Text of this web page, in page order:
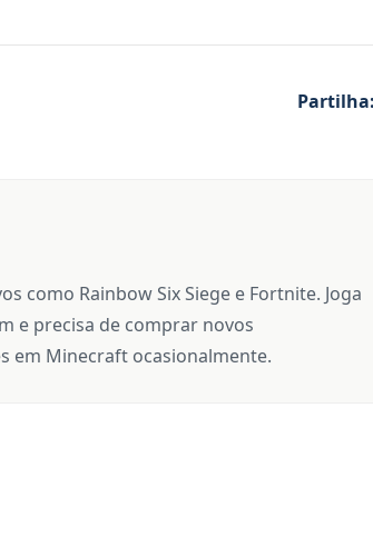
Partilha:
como Rainbow Six Siege e Fortnite. Joga
e precisa de comprar novos
em Minecraft ocasionalmente.